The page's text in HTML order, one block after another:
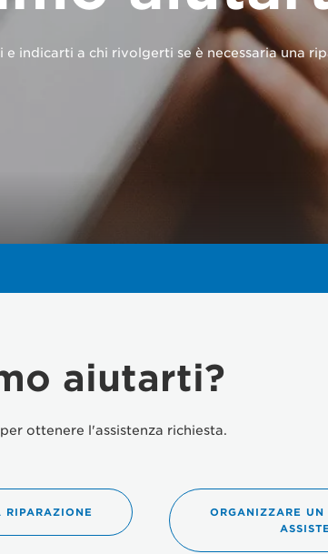
indicarti a chi rivolgerti se è necessaria una
aiutarti?
ottenere l'assistenza richiesta.
RIPARAZIONE
ORGANIZZARE